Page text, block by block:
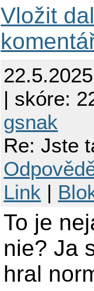
Vložit
| skóre:
gsnak
Re: Jste
Link |
To je
nie? Ja
hral